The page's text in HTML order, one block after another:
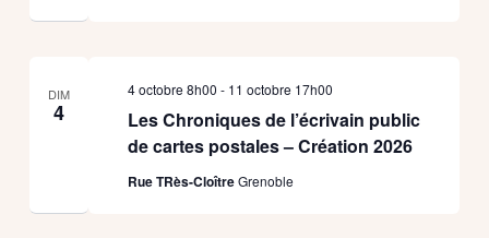
DIM
4
Les Chroniques de l’écrivain public
de cartes postales – Création 2026
4 octobre 8h00 - 11 octobre 17h00
Rue TRès-CloîtreGrenoble